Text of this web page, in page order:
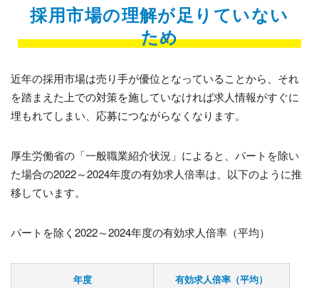
採用市場の理解が足りていない
ため
近年の採用市場は売り手が優位となっていることから、それ
を踏まえた上での対策を施していなければ求人情報がすぐに
埋もれてしまい、応募につながらなくなります。
厚生労働省の「一般職業紹介状況」によると、パートを除い
た場合の2022～2024年度の有効求人倍率は、以下のように推
移しています。
パートを除く2022～2024年度の有効求人倍率（平均）
年度 有効求人倍率（平均）